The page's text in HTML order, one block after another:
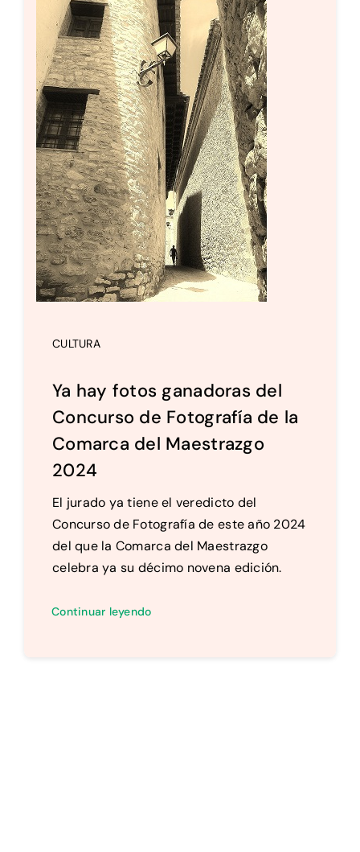
Setas
Contacto
CULTURA
Ya hay fotos ganadoras del
Concurso de Fotografía de la
Comarca del Maestrazgo
2024
El jurado ya tiene el veredicto del
Concurso de Fotografía de este año 2024
del que la Comarca del Maestrazgo
celebra ya su décimo novena edición.
Continuar leyendo